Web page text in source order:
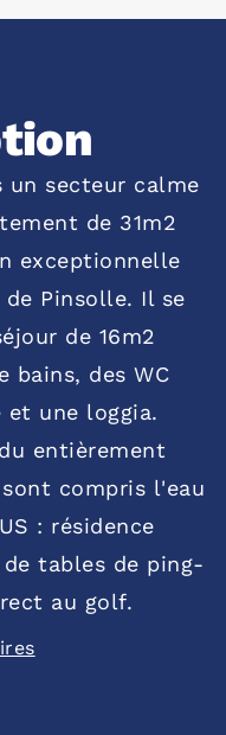
un secteur calme
de 31m2
exceptionnelle
Pinsolle. Il se
de 16m2
bains, des WC
et une loggia.
entièrement
compris l'eau
: résidence
tables de ping-
au golf.